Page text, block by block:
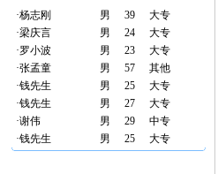
·杨志刚 男 39
大专
·梁庆言 男 24
大专
·罗小波 男 23
大专
·张孟童 男 57
其他
·钱先生 男 25
大专
·钱先生 男 27
大专
·谢伟 男 29
中专
·钱先生 男 25 大专